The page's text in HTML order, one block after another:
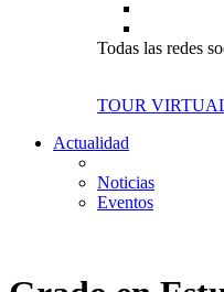
Todas las redes
TOUR
Actualidad
Noticias
Eventos